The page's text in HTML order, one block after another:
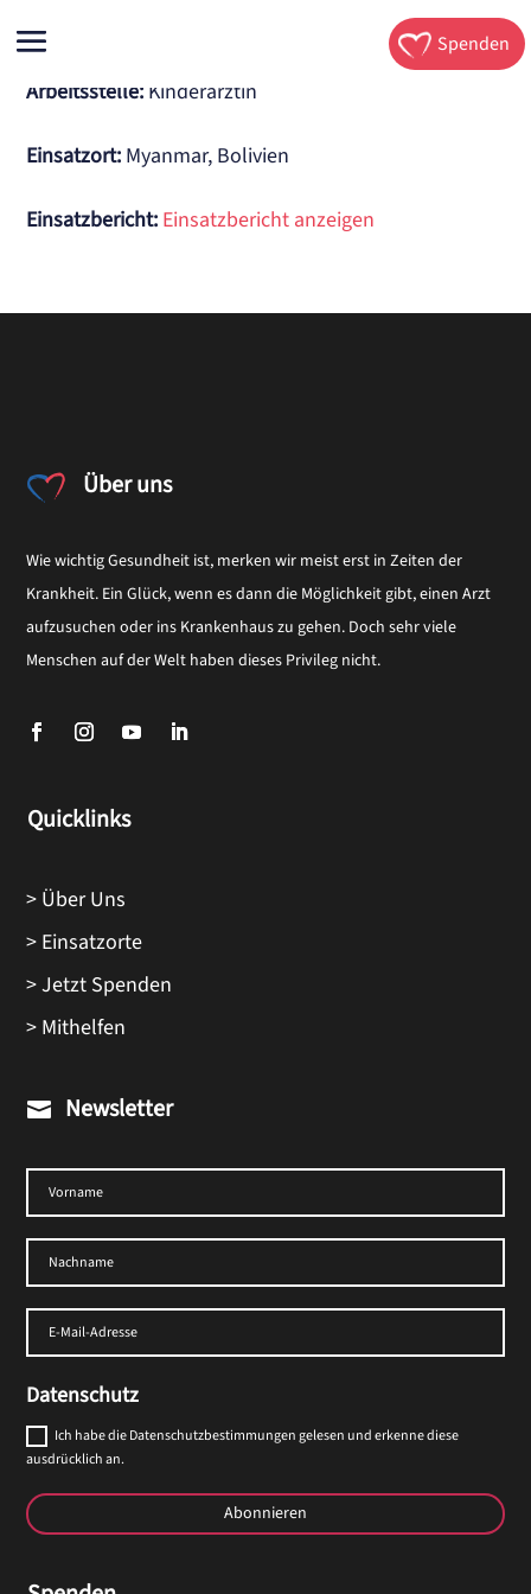
Spenden
Arbeitsstelle: Kinderärztin
Einsatzort: Myanmar, Bolivien
Einsatzbericht: Einsatzbericht anzeigen
Über uns
Wie wichtig Gesundheit ist, merken wir meist erst in Zeiten der
Krankheit. Ein Glück, wenn es dann die Möglichkeit gibt, einen Arzt
aufzusuchen oder ins Krankenhaus zu gehen. Doch sehr viele
Menschen auf der Welt haben dieses Privileg nicht.
Quicklinks
> Über Uns
> Einsatzorte
> Jetzt Spenden
> Mithelfen
 Newsletter
Datenschutz
Ich habe die Datenschutzbestimmungen gelesen und erkenne diese
ausdrücklich an.
Abonnieren